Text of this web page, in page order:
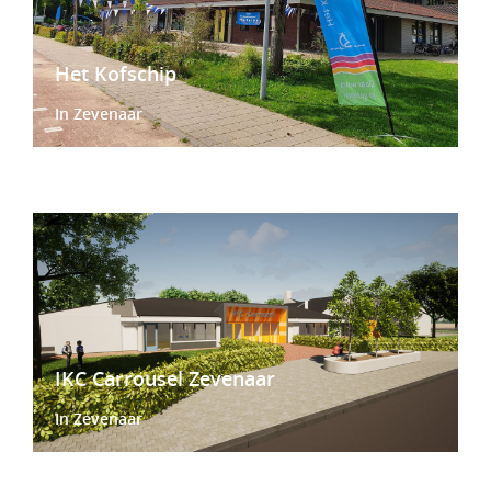
Het Kofschip
In Zevenaar
IKC Carrousel Zevenaar
In Zevenaar